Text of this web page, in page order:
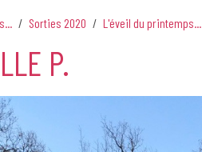
Sorties 2020 L'éveil du printemps...
P.